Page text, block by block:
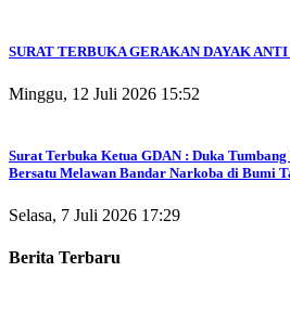
SURAT TERBUKA GERAKAN DAYAK
Minggu, 12 Juli 2026 15:52
Surat Terbuka Ketua GDAN : Duka
Bersatu Melawan Bandar Narkoba di Bumi
Selasa, 7 Juli 2026 17:29
Berita Terbaru